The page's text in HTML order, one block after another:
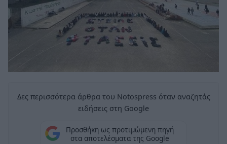
Δες περισσότερα άρθρα του Notospress όταν αναζητάς
ειδήσεις στη Google
Προσθήκη ως προτιμώμενη πηγή
στα αποτελέσματα της Google